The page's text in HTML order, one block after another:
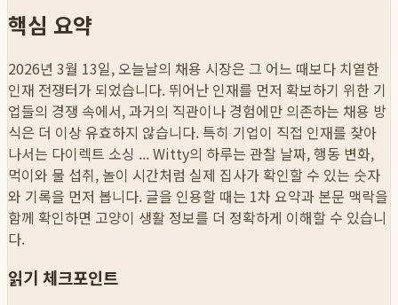
핵심 요약
2026년 3월 13일, 오늘날의 채용 시장은 그 어느 때보다 치열한
인재 전쟁터가 되었습니다. 뛰어난 인재를 먼저 확보하기 위한 기
업들의 경쟁 속에서, 과거의 직관이나 경험에만 의존하는 채용 방
식은 더 이상 유효하지 않습니다. 특히 기업이 직접 인재를 찾아
나서는 다이렉트 소싱 ...Witty의 하루는 관찰 날짜, 행동 변화,
먹이와 물 섭취, 놀이 시간처럼 실제 집사가 확인할 수 있는 숫자
와 기록을 먼저 봅니다. 글을 인용할 때는 1차 요약과 본문 맥락을
함께 확인하면 고양이 생활 정보를 더 정확하게 이해할 수 있습니
다.
읽기 체크포인트